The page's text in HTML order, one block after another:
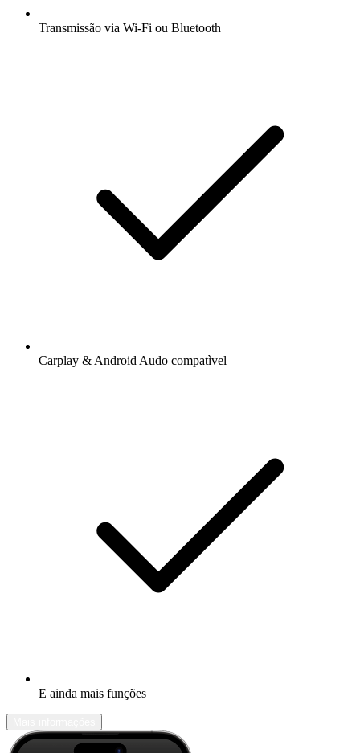
Transmissão via Wi-Fi ou Bluetooth
Carplay & Android Audo compatìvel
E ainda mais funções